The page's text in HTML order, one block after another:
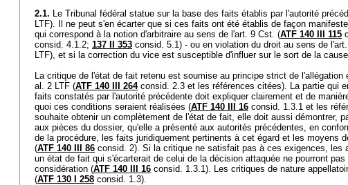
2.1. Le Tribunal fédéral statue sur la base des faits établis par l'autorité
LTF). Il ne peut s'en écarter que si ces faits ont été établis de façon
qui correspond à la notion d'arbitraire au sens de l'art. 9 Cst. (ATF 140 III 115
consid. 4.1.2; 137 II 353 consid. 5.1) - ou en violation du droit au sens de l'
LTF), et si la correction du vice est susceptible d'influer sur le sort de la
La critique de l'état de fait retenu est soumise au principe strict de l'allégation
al. 2 LTF (ATF 140 III 264consid. 2.3 et les références citées). La partie qui
faits constatés par l'autorité précédente doit expliquer clairement et de
quoi ces conditions seraient réalisées (ATF 140 III 16 consid. 1.3.1 et les
souhaite obtenir un complètement de l'état de fait, elle doit aussi démontrer,
aux pièces du dossier, qu'elle a présenté aux autorités précédentes, en
de la procédure, les faits juridiquement pertinents à cet égard et les moyens
(ATF 140 III 86 consid. 2). Si la critique ne satisfait pas à ces exigences, les
un état de fait qui s'écarterait de celui de la décision attaquée ne pourront
considération (ATF 140 III 16 consid. 1.3.1). Les critiques de nature
(ATF 130 I 258 consid. 1.3).